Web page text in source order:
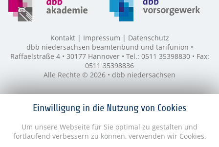
Einwilligung in die Nutzung von Cookies
Um unsere Webseite für Sie optimal zu gestalten und
fortlaufend verbessern zu können, verwenden wir Cookies.
Kontakt Impressum
Datenschutz
dbb niedersachsen beamtenbund und tarifunion •
Raffaelstraße 4 • 30177 Hannover • Tel.: 0511 35398830 • Fax:
0511 35398836
Alle Rechte © 2026 • dbb niedersachsen